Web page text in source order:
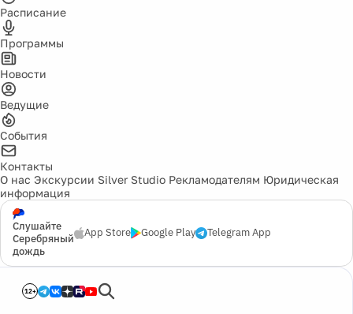
Расписание
Программы
Новости
Ведущие
События
Контакты
О нас Экскурсии Silver Studio Рекламодателям Юридическая
информация
Слушайте
Серебряный
дождь
App Store Google Play Telegram App
12+